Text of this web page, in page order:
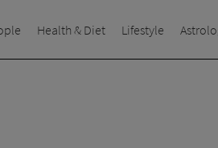
Health & Diet Lifestyle